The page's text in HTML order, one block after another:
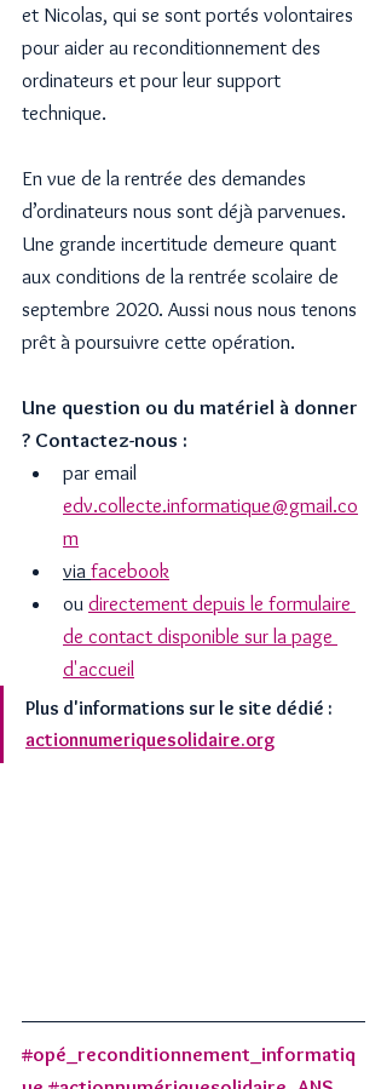
et Nicolas, qui se sont portés volontaires
pour aider au reconditionnement des
ordinateurs et pour leur support
technique.
En vue de la rentrée des demandes
d’ordinateurs nous sont déjà parvenues.
Une grande incertitude demeure quant
aux conditions de la rentrée scolaire de
septembre 2020. Aussi nous nous tenons
prêt à poursuivre cette opération.
Une question ou du matériel à donner
? Contactez-nous :
par email
edv.collecte.informatique@gmail.co
m
via facebook
ou directement depuis le formulaire
de contact disponible sur la page
d'accueil
Plus d'informations sur le site dédié :
actionnumeriquesolidaire.org
#opé_reconditionnement_informatiq